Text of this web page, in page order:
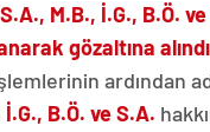
S.A., M.B., İ.G., B.Ö.
gözaltına
ardından
İ.G., B.Ö. ve S.A.